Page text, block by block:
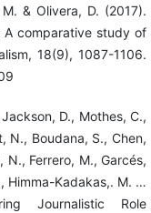
& Olivera, D. (2017).
A comparative study of
18(9), 1087-1106.
D., Mothes, C.,
N., Boudana, S., Chen,
N., Ferrero, M., Garcés,
Himma-Kadakas,. M. …
Journalistic Role